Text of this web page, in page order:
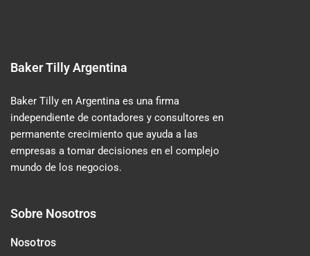
Baker Tilly Argentina
Baker Tilly en Argentina es una firma
independiente de contadores y consultores en
permanente crecimiento que ayuda a las
empresas a tomar decisiones en el complejo
mundo de los negocios.
Sobre Nosotros
Nosotros